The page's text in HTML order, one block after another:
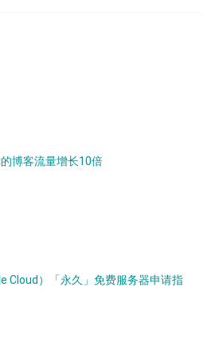
博客流量增长10倍
Cloud）「永久」免费服务器申请指